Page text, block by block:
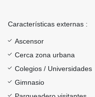
Características externas :
Ascensor
Cerca zona urbana
Colegios / Universidades
Gimnasio